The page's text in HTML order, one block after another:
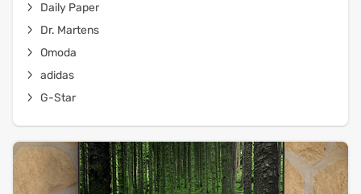
Daily Paper
Dr. Martens
Omoda
adidas
G-Star